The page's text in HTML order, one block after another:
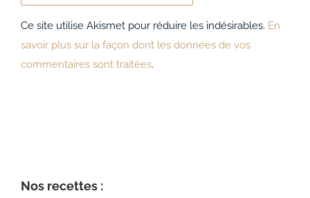
Ce site utilise Akismet pour réduire les indésirables. En
savoir plus sur la façon dont les données de vos
commentaires sont traitées.
Nos recettes :